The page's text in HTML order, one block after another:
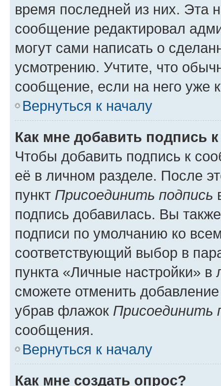
время последней из них. Эта
сообщение редактировал
могут сами написать о
усмотрению. Учтите, что
сообщение, если на него уже
Вернуться к началу
Как мне добавить подпись
Чтобы добавить подпись к
её в личном разделе. После
пункт Присоединить подпись
подпись добавилась. Вы
подписи по умолчанию ко
соответствующий выбор в
пункта «Личные настройки»
сможете отменить
убрав флажок Присоединить
сообщения.
Вернуться к началу
Как мне создать опрос?